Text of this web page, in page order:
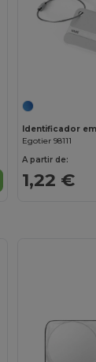
Identificador
Egotier 98111
A partir de:
1,22 €